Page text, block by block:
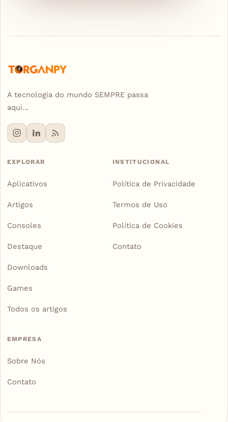
A tecnologia do mundo SEMPRE passa
aqui...
EXPLORAR
Aplicativos
Artigos
Consoles
Destaque
Downloads
Games
Todos os artigos
INSTITUCIONAL
Política de Privacidade
Termos de Uso
Política de Cookies
Contato
EMPRESA
Sobre Nós
Contato